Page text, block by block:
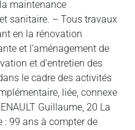
maintenance
sanitaire. – Tous travaux
en la rénovation
et l’aménagement de
et d’entretien des
le cadre des activités
liée, connexe
Guillaume, 20 La
: 99 ans à compter de